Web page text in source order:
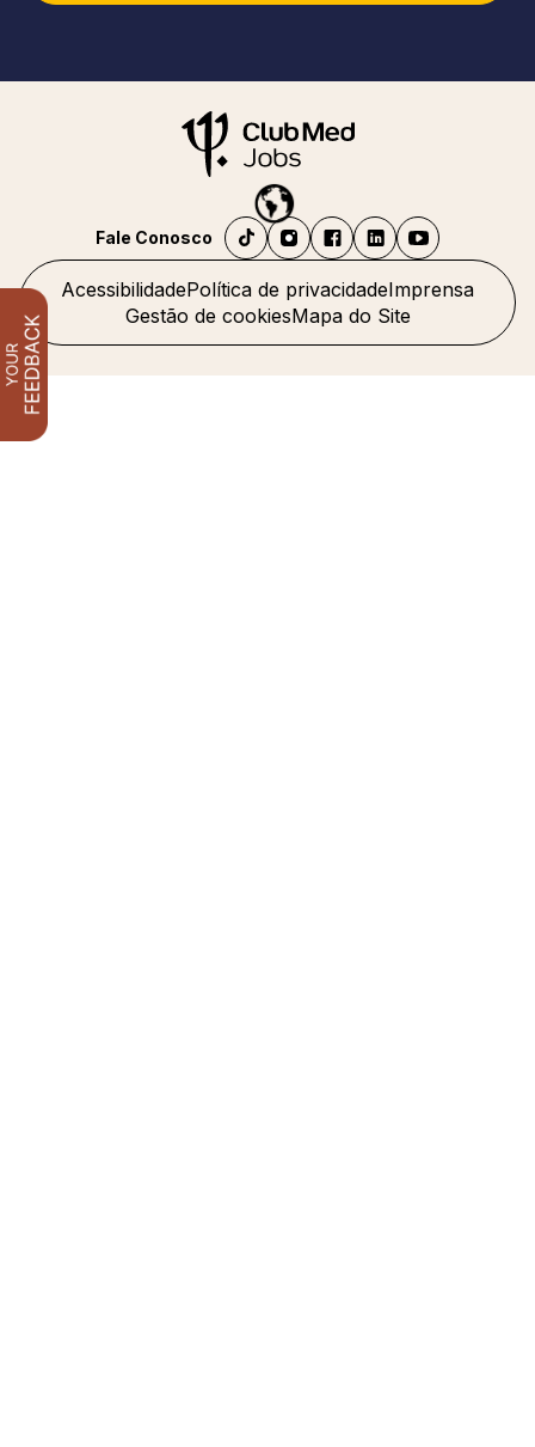
AcessibilidadePolítica de privacidadeImprensa
Gestão de cookiesMapa do Site
Fale Conosco